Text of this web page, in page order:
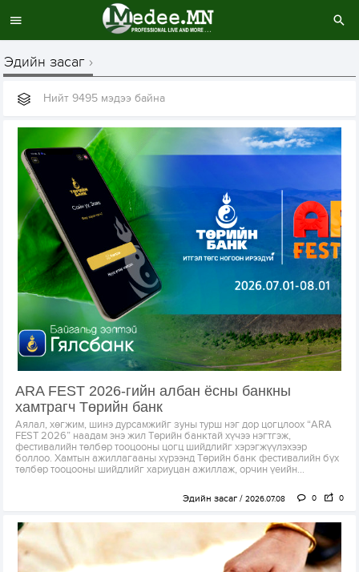
Эдийн засаг
Нийт 9495 мэдээ байна
ARA FEST 2026-гийн албан ёсны банкны
хамтрагч Төрийн банк
Аялал, хөгжим, шинэ дурсамжийг зуны турш нэг дор цогцлоох “ARA
FEST 2026” наадам энэ жил Төрийн банктай хүчээ нэгтгэж,
фестивалийн төлбөр тооцооны цогц шийдлийг хэрэгжүүлэхээр
боллоо. Хамтын ажиллагааны хүрээнд Төрийн банк фестивалийн бүх
төлбөр тооцооны шийдлийг хариуцан ажиллаж, орчин үеийн...
Эдийн засаг 2026.07.08 0 0